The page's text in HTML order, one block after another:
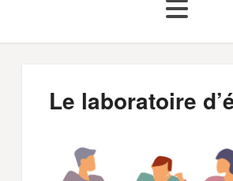
Le laboratoire